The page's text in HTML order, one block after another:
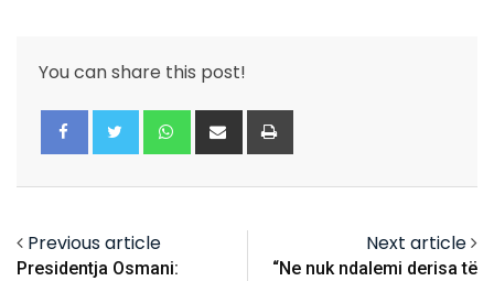
You can share this post!
Whatsapp
Share
via
Previous article
Presidentja Osmani:
Next article
“Ne nuk ndalemi derisa të